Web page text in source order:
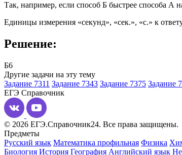
Так, например, если способ Б быстрее способа А
Единицы измерения «секунд», «сек.», «с.» к
Решение:
Б6
Другие задачи на эту тему
Задание 7311 Задание 7343 Задание 7375 Задание
ЕГЭ Справочник
© 2026 ЕГЭ.Справочник24. Все права защищены.
Предметы
Русский язык Математика профильная Физика
Биология История География Английский язык